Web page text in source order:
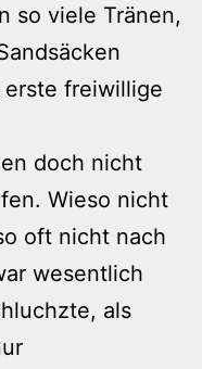
so viele Tränen,
freiwillige
doch nicht
Wieso nicht
oft nicht nach
wesentlich
als